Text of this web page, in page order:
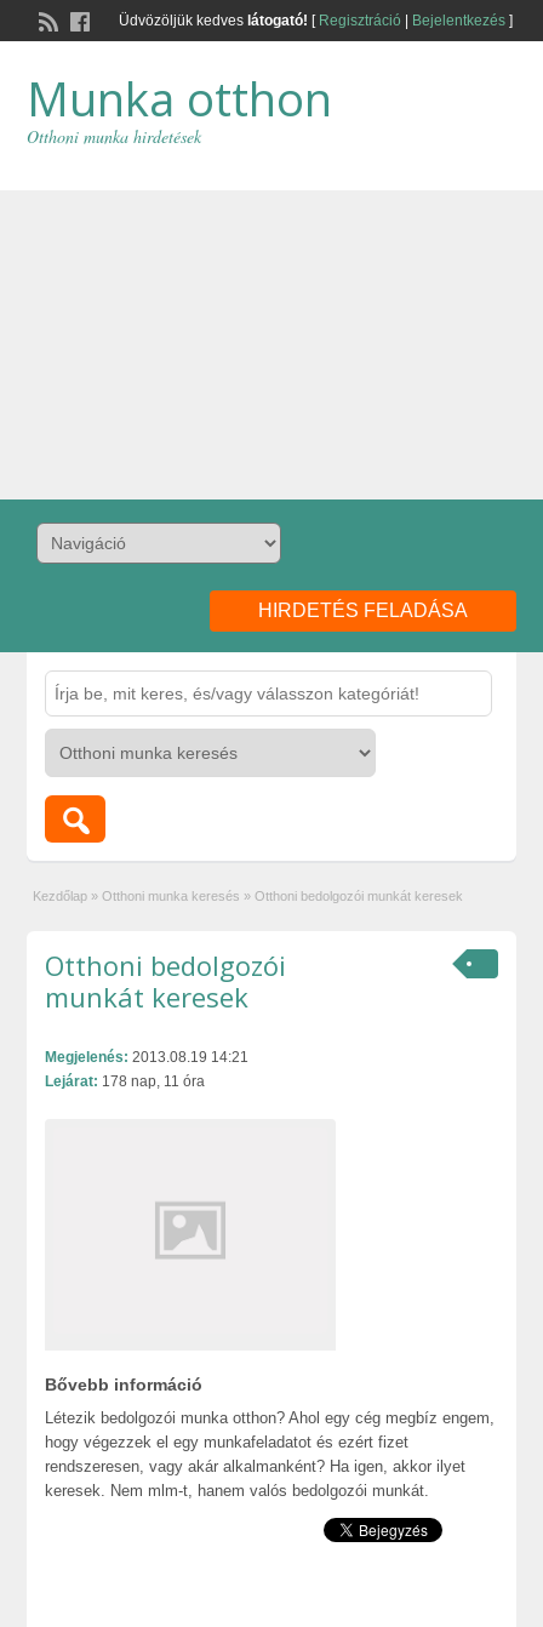
Üdvözöljük kedves látogató! [ Regisztráció Bejelentkezés]
Munka otthon
Otthoni munka hirdetések
HIRDETÉS FELADÁSA
Kezdőlap » Otthoni munka keresés » Otthoni bedolgozói munkát keresek
Otthoni bedolgozói
munkát keresek
Megjelenés: 2013.08.19 14:21
Lejárat: 178 nap, 11 óra
Bővebb információ
Létezik bedolgozói munka otthon? Ahol egy cég megbíz engem,
hogy végezzek el egy munkafeladatot és ezért fizet
rendszeresen, vagy akár alkalmanként? Ha igen, akkor ilyet
keresek. Nem mlm-t, hanem valós bedolgozói munkát.